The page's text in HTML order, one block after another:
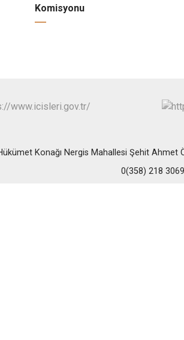
Komisyonu
Konağı Nergis Mahallesi Şehit Ahmet
0(358) 218 3069